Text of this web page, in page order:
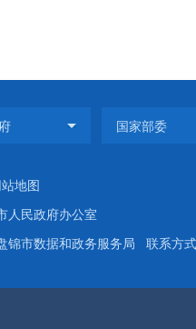
站地图
市人民政府办公室
锦市数据和政务服务局 联系方